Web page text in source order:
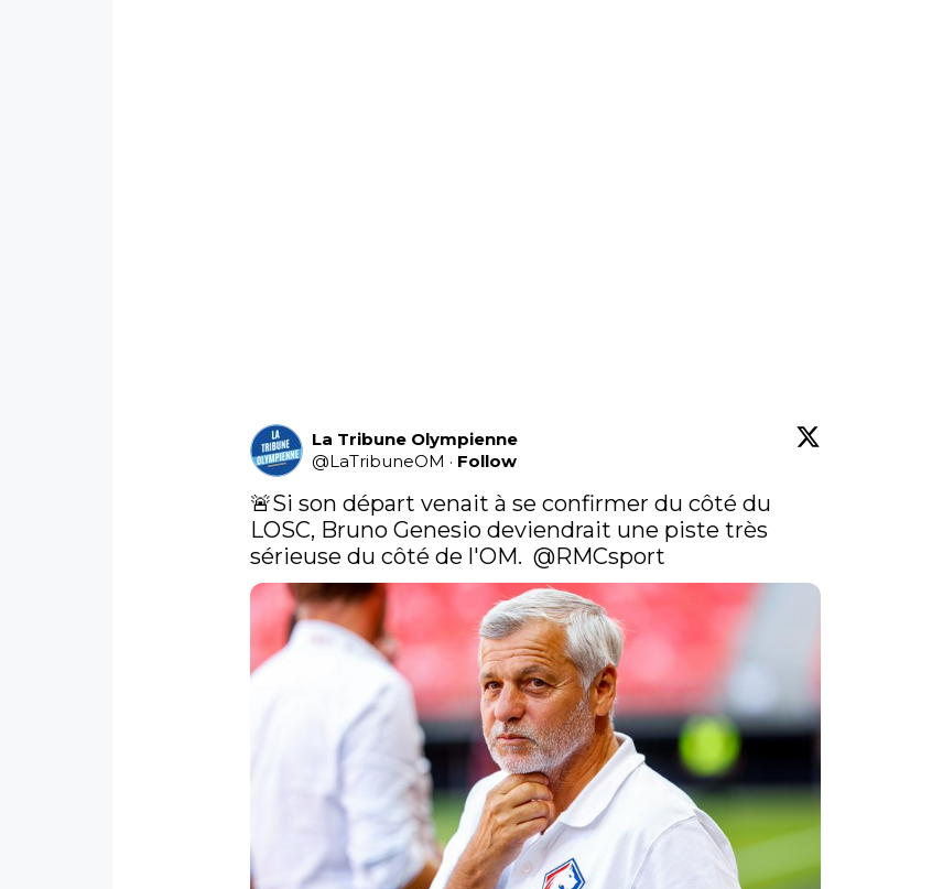
La Tribune Olympienne
@LaTribuneOM · Follow
🚨Si son départ venait à se confirmer du côté du
LOSC, Bruno Genesio deviendrait une piste très
sérieuse du côté de l'OM. @RMCsport